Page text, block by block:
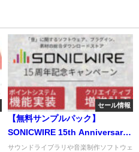
セール情報
【無料サンプルパック】
SONICWIRE 15th Anniversary
クリエイティブ増強計画 開催
サウンドライブラリや音楽制作ソフトウェ